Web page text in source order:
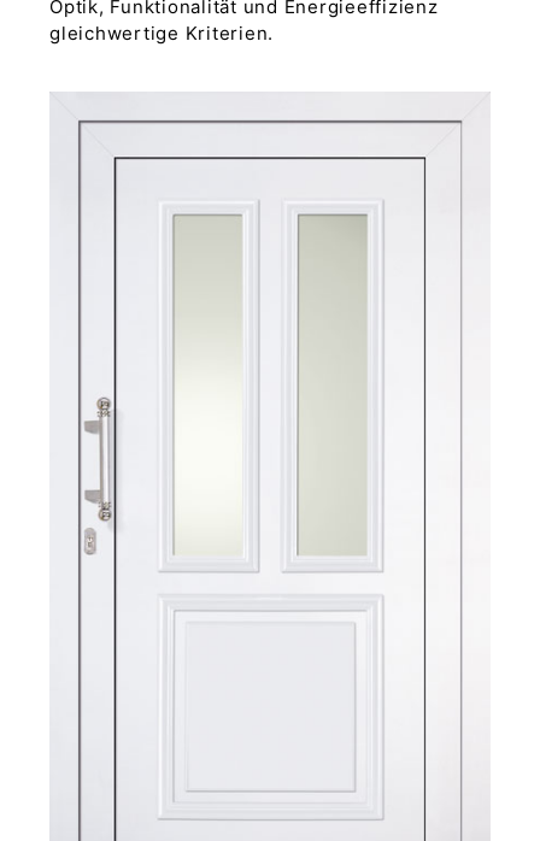
Optik, Funktionalität und Energieeffizienz
gleichwertige Kriterien.